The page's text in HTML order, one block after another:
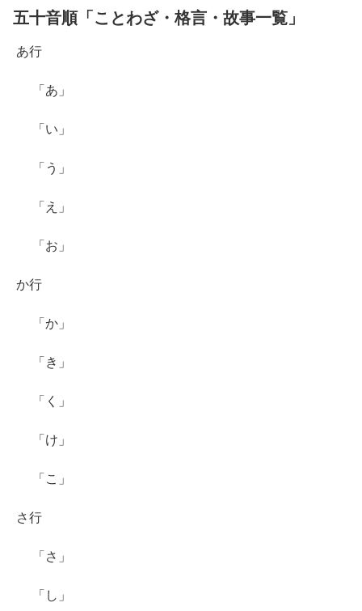
五十音順「ことわざ・格言・故事一覧」
あ行
「あ」
「い」
「う」
「え」
「お」
か行
「か」
「き」
「く」
「け」
「こ」
さ行
「さ」
「し」